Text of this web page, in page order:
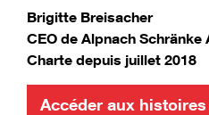
Schränke AG, membre de la
juillet 2018
histoires de la Charte